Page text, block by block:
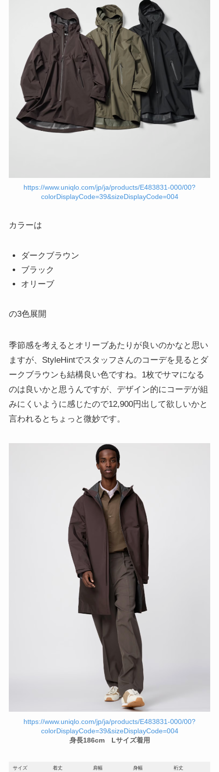
https://www.uniqlo.com/jp/ja/products/E483831-000/00?
colorDisplayCode=39&sizeDisplayCode=004
カラーは
ダークブラウン
ブラック
オリーブ
の3色展開
季節感を考えるとオリーブあたりが良いのかなと思い
ますが、StyleHintでスタッフさんのコーデを見るとダ
ークブラウンも結構良い色ですね。1枚でサマになる
のは良いかと思うんですが、デザイン的にコーデが組
みにくいように感じたので12,900円出して欲しいかと
言われるとちょっと微妙です。
https://www.uniqlo.com/jp/ja/products/E483831-000/00?
colorDisplayCode=39&sizeDisplayCode=004
身長186cm Lサイズ着用
サイズ 着丈 肩幅 身幅 裄丈